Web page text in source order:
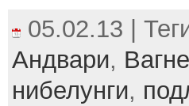
05.02.13 |
Андвари,
нибелунги,